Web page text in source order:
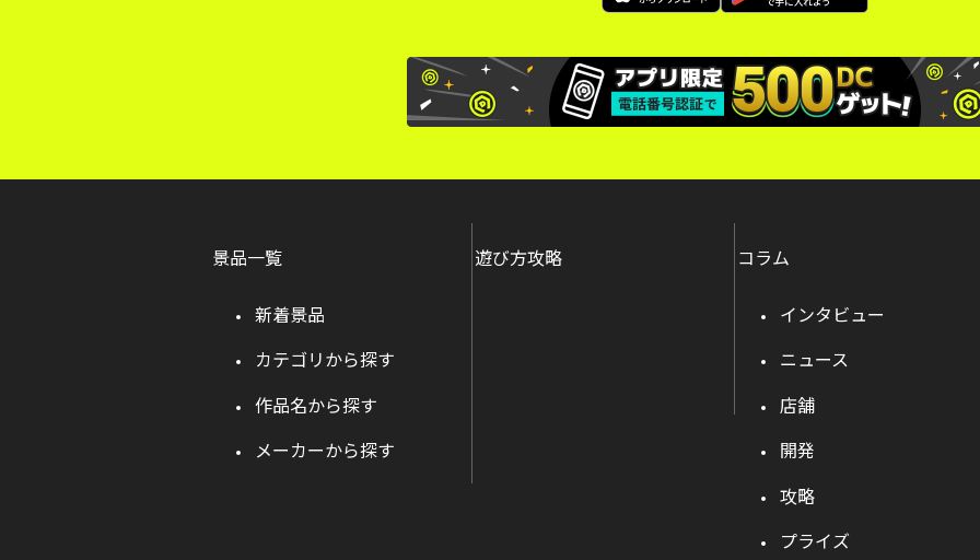
景品一覧
新着景品
カテゴリから探す
作品名から探す
メーカーから探す
遊び方攻略 コラム
インタビュー
ニュース
店舗
開発
攻略
プライズ